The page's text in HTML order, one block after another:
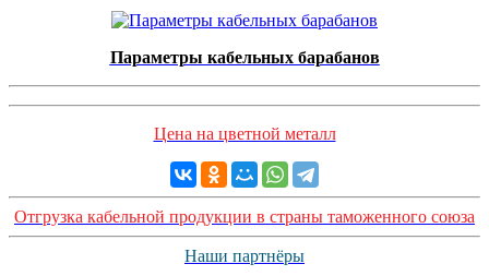
Параметры кабельных барабанов
Цена на цветной металл
Отгрузка кабельной продукции в страны таможенного союза
Наши партнёры